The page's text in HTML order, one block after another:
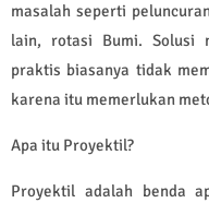
masalah seperti
lain, rotasi Bumi. Solusi
praktis biasanya tidak
karena itu memerlukan
Apa itu Proyektil?
Proyektil adalah benda